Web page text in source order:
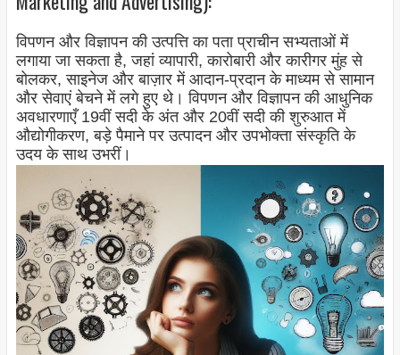
विपणन और विज्ञापन की उत्पत्ति का पता प्राचीन सभ्यताओं में
लगाया जा सकता है, जहां व्यापारी, कारोबारी और कारीगर मुंह से
बोलकर, साइनेज और बाज़ार में आदान-प्रदान के माध्यम से सामान
और सेवाएं बेचने में लगे हुए थे। विपणन और विज्ञापन की आधुनिक
अवधारणाएँ 19वीं सदी के अंत और 20वीं सदी की शुरुआत में
औद्योगीकरण, बड़े पैमाने पर उत्पादन और उपभोक्ता संस्कृति के
उदय के साथ उभरीं।